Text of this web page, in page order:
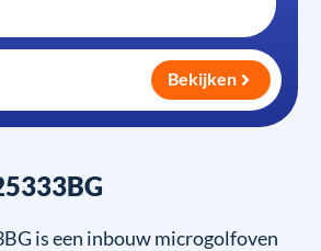
is een inbouw microgolfoven
Bekijken